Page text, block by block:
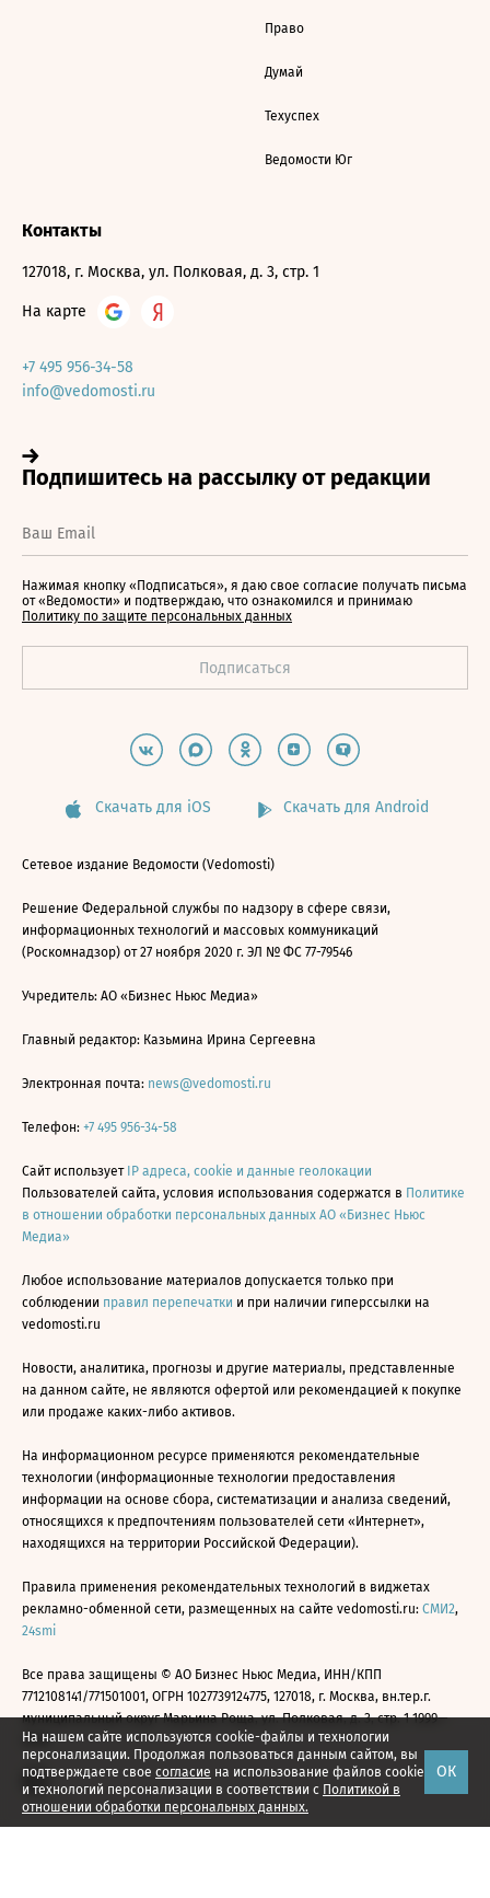
На нашем сайте используются cookie-файлы и технологии
персонализации. Продолжая пользоваться данным сайтом, вы
подтверждаете свое согласие на использование файлов cookie
и технологий персонализации в соответствии с Политикой в
отношении обработки персональных данных.
ОК
Право
Думай
Техуспех
Ведомости Юг
Контакты
127018, г. Москва, ул. Полковая, д. 3, стр. 1
На карте
+7 495 956-34-58
info@vedomosti.ru
Нажимая кнопку «Подписаться», я даю свое согласие получать письма
от «Ведомости» и подтверждаю, что ознакомился и принимаю
Политику по защите персональных данных
Скачать для iOS Скачать для Android
Сетевое издание Ведомости (Vedomosti)
Решение Федеральной службы по надзору в сфере связи,
информационных технологий и массовых коммуникаций
(Роскомнадзор) от 27 ноября 2020 г. ЭЛ № ФС 77-79546
Учредитель: АО «Бизнес Ньюс Медиа»
Главный редактор: Казьмина Ирина Сергеевна
Электронная почта: news@vedomosti.ru
Телефон: +7 495 956-34-58
Сайт использует IP адреса, cookie и данные геолокации
Пользователей сайта, условия использования содержатся в Политике
в отношении обработки персональных данных АО «Бизнес Ньюс
Медиа»
Любое использование материалов допускается только при
соблюдении правил перепечатки и при наличии гиперссылки на
vedomosti.ru
Новости, аналитика, прогнозы и другие материалы, представленные
на данном сайте, не являются офертой или рекомендацией к покупке
или продаже каких-либо активов.
На информационном ресурсе применяются рекомендательные
технологии (информационные технологии предоставления
информации на основе сбора, систематизации и анализа сведений,
относящихся к предпочтениям пользователей сети «Интернет»,
находящихся на территории Российской Федерации).
Правила применения рекомендательных технологий в виджетах
рекламно-обменной сети, размещенных на сайте vedomosti.ru: СМИ2,
24smi
Все права защищены © АО Бизнес Ньюс Медиа, ИНН/КПП
7712108141/771501001, ОГРН 1027739124775, 127018, г. Москва, вн.тер.г.
муниципальный округ Марьина Роща, ул. Полковая, д. 3, стр. 1 1999—
2026